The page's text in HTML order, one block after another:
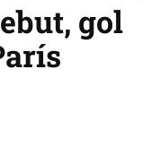
gol